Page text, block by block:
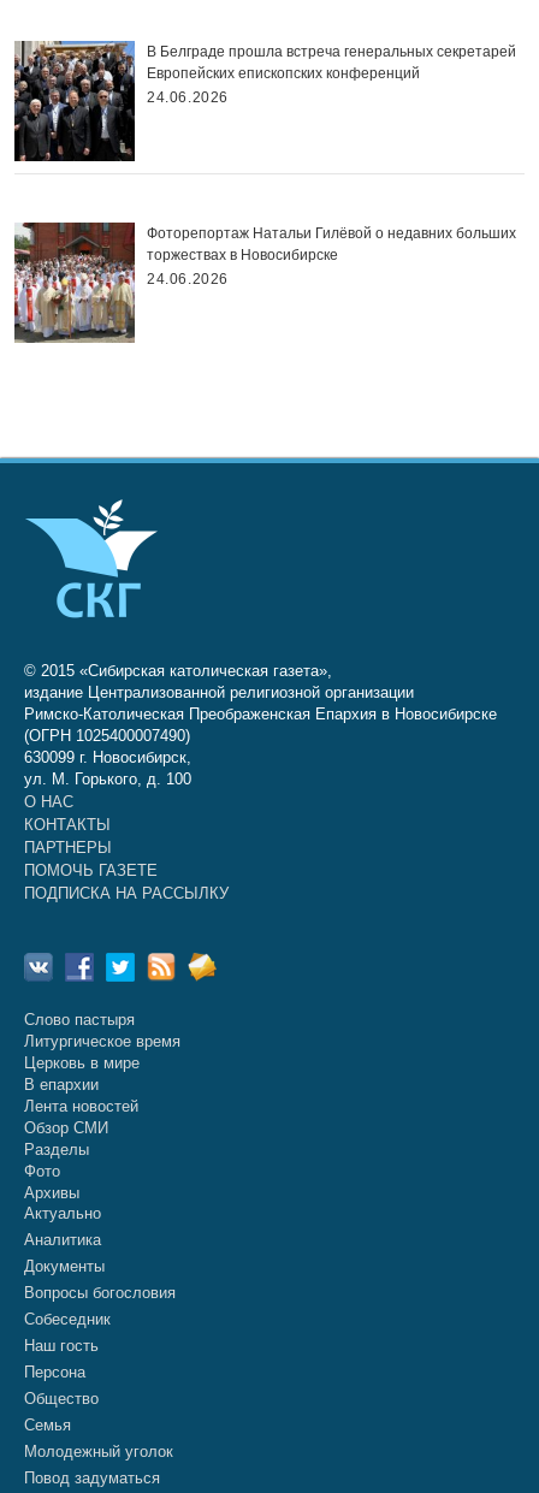
В Белграде прошла встреча генеральных секретарей
Европейских епископских конференций
24.06.2026
Фоторепортаж Натальи Гилёвой о недавних больших
торжествах в Новосибирске
24.06.2026
© 2015 «Сибирская католическая газета»,
издание Централизованной религиозной организации
Римско-Католическая Преображенская Епархия в Новосибирске
(ОГРН 1025400007490)
630099 г. Новосибирск,
ул. М. Горького, д. 100
О НАС
КОНТАКТЫ
ПАРТНЕРЫ
ПОМОЧЬ ГАЗЕТЕ
ПОДПИСКА НА РАССЫЛКУ
Слово пастыря
Литургическое время
Церковь в мире
В епархии
Лента новостей
Обзор СМИ
Разделы
Фото
Архивы
Актуально
Аналитика
Документы
Вопросы богословия
Собеседник
Наш гость
Персона
Общество
Семья
Молодежный уголок
Повод задуматься